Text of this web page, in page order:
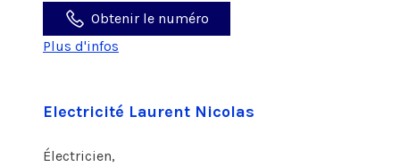
Obtenir le numéro
Plus d'infos
Electricité Laurent Nicolas
Électricien,